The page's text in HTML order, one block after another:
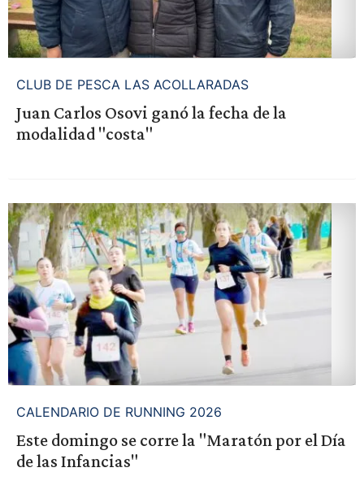
CLUB DE PESCA LAS ACOLLARADAS
Juan Carlos Osovi ganó la fecha de la
modalidad "costa"
CALENDARIO DE RUNNING 2026
Este domingo se corre la "Maratón por el Día
de las Infancias"